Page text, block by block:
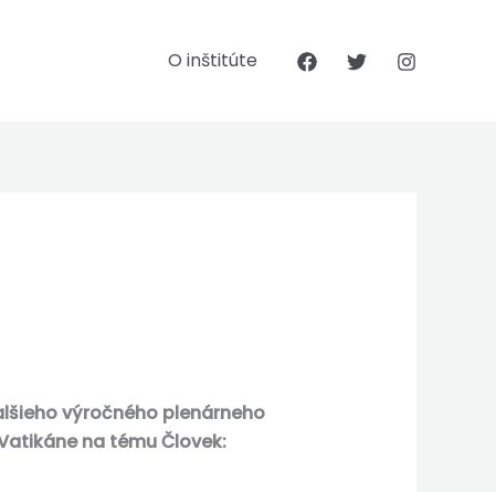
O inštitúte
výročného plenárneho
na tému Človek: